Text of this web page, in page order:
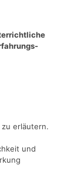
erläutern.
und